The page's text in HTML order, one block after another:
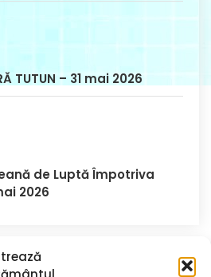
TUTUN – 31 mai 2026
de Luptă Împotriva
2026